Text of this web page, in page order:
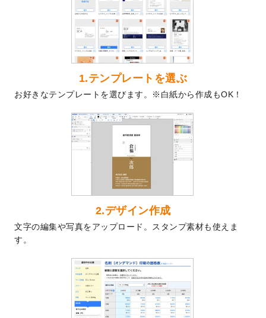
を公開いたしました。
喪中はがきのデザインテンプレート
いたしました。
2025年版1月始まりのカレンダーデザイン
テンプレート
を公開いたしました。
なりました！
プラスチックカードのデザインテンプレー
トを追加しました。
回数券のデザインテンプレート
した。
暑中見舞いのデザインテンプレート
しました。
メッセージカードのデザインテンプレート
を追加しました。
2024/6/14
エコノミータイプののぼりが作成できるよ
うになりました！
【新商品】のぼり
が作成できるようになり
ました！
1.テンプレートを選ぶ
お好きなテンプレートを選びます。※白紙から作成もOK！
2.デザイン作成
文字の編集や写真をアップロード。スタンプ素材も使えま
す。